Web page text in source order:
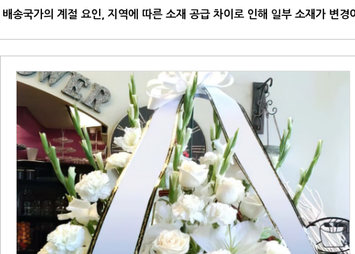
배송국가의 계절 요인, 지역에 따른 소재 공급 차이로 인해 일부 소재가 변경